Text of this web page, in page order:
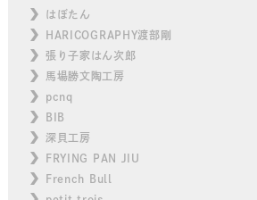
はぼたん
HARICOGRAPHY渡部剛
張り子家はん次郎
馬場勝文陶工房
pcnq
BIB
深貝工房
FRYING PAN JIU
French Bull